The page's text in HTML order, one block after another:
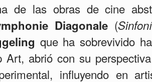
de las obras de cine
Diagonale (
que ha sobrevivido
Art, abrió con su
influyendo en